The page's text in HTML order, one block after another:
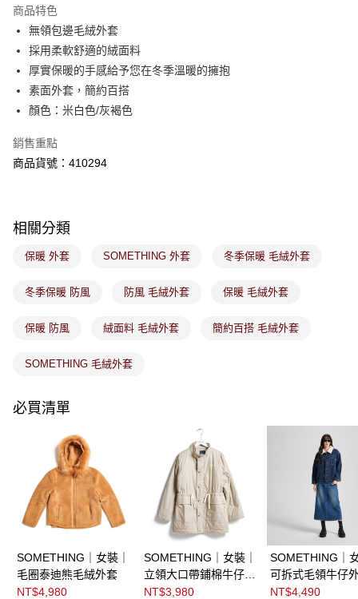
購買商品的店家。未經商家同意取消之訂單仍視為有效，需透過AFTEE先享
後付繳納相關費用。
※ 交易是否成功請以「AFTEE先享後付 」之結帳頁面顯示為準，若有關於
是否繳費成功／繳費後需取消欲退款等相關疑問，請聯繫「AFTEE先享後付
客戶支援中心」https://netprotections.freshdesk.com/support/home
１．透過由恩沛科技股份有限公司提供之「AFTEE先享後付」服務完成之交
權轉讓予恩沛科技股份有限公司。
２．關於個人資料處理事宜，請瀏覽以下網址：
４．使用「AFTEE先享後付」時，將依據個別帳號之用戶狀況，依本公司即
請求用戶進行身份認證。
恩沛科技股份有限公司將有權停止該用戶之使用額度並採取法律行動。
免運費
付款後萊爾富取貨
免運費
7-11取貨付款
免運費
付款後7-11取貨
免運費
免運費
付款後門市取貨
商品特色
無領包邊毛絨外套
採用柔軟舒適的絨面料
厚實保暖的手感給予您在冬季溫暖的擁抱
素面外套，簡約百搭
顏色：米白色/灰褐色
銷售重點
商品貨號：410294
相關分類
保暖 外套 SOMETHING 外套 冬季保暖 毛絨外套
冬季保暖 防風 防風 毛絨外套 保暖 毛絨外套
保暖 防風 絨面料 毛絨外套 簡約百搭 毛絨外套
SOMETHING 毛絨外套
必買清單
SOMETHING｜女裝｜
毛圈泰迪熊毛絨外套
NT$4,980
SOMETHING｜女裝｜
立領大口帶鋪棉牛仔外
套
NT$3,980
SOMETHING｜
可拆式毛領牛仔
NT$4,490